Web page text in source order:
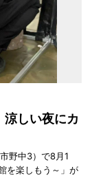
しい夜にカ
野中3）で8月1
を楽しもう～」が